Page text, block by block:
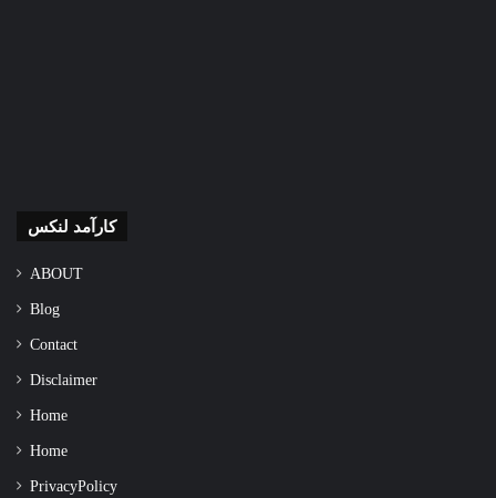
کارآمد لنکس
ABOUT
Blog
Contact
Disclaimer
Home
Home
Privacy Policy